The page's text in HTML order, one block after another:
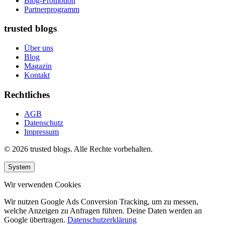
Partnerprogramm
trusted blogs
Über uns
Blog
Magazin
Kontakt
Rechtliches
AGB
Datenschutz
Impressum
© 2026 trusted blogs. Alle Rechte vorbehalten.
System
Wir verwenden Cookies
Wir nutzen Google Ads Conversion Tracking, um zu messen,
welche Anzeigen zu Anfragen führen. Deine Daten werden an
Google übertragen. Datenschutzerklärung